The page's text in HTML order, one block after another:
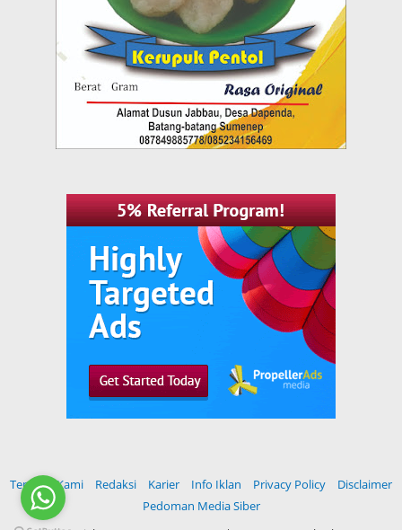
Tentang Kami Redaksi Karier Info Iklan Privacy Policy
Disclaimer
Pedoman Media Siber